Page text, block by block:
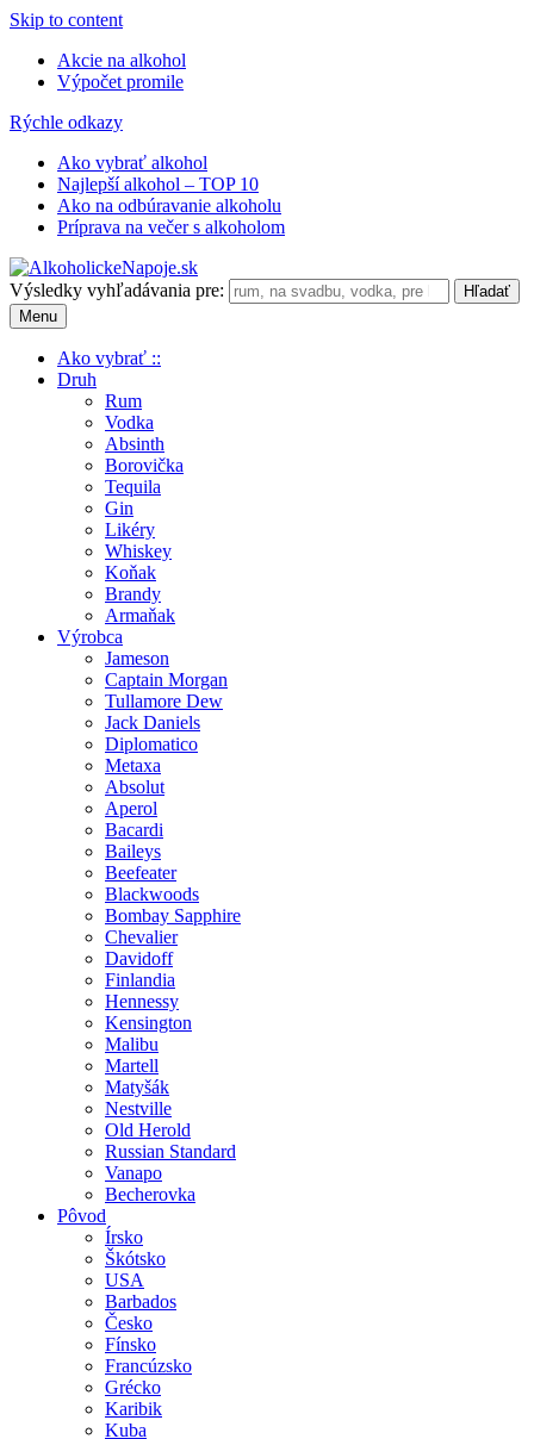
Skip to content
Akcie na alkohol
Výpočet promile
Rýchle odkazy
Ako vybrať alkohol
Najlepší alkohol – TOP 10
Ako na odbúravanie alkoholu
Príprava na večer s alkoholom
Výsledky vyhľadávania pre:
Menu
Ako vybrať ::
Druh
Rum
Vodka
Absinth
Borovička
Tequila
Gin
Likéry
Whiskey
Koňak
Brandy
Armaňak
Výrobca
Jameson
Captain Morgan
Tullamore Dew
Jack Daniels
Diplomatico
Metaxa
Absolut
Aperol
Bacardi
Baileys
Beefeater
Blackwoods
Bombay Sapphire
Chevalier
Davidoff
Finlandia
Hennessy
Kensington
Malibu
Martell
Matyšák
Nestville
Old Herold
Russian Standard
Vanapo
Becherovka
Pôvod
Írsko
Škótsko
USA
Barbados
Česko
Fínsko
Francúzsko
Grécko
Karibik
Kuba